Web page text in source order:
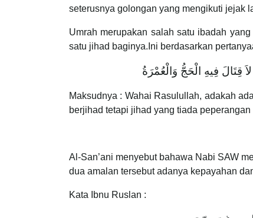
seterusnya golongan yang mengikuti jejak
Umrah merupakan salah satu ibadah
satu jihad baginya.Ini berdasarkan
قِتَالَ فِيهِ الْحَجُّ وَالْعُمْرَةُ
Maksudnya : Wahai Rasulullah, adakah
berjihad tetapi jihad yang tiada
Al-San’ani menyebut bahawa Nabi SAW
dua amalan tersebut adanya kepayahan
Kata Ibnu Ruslan :